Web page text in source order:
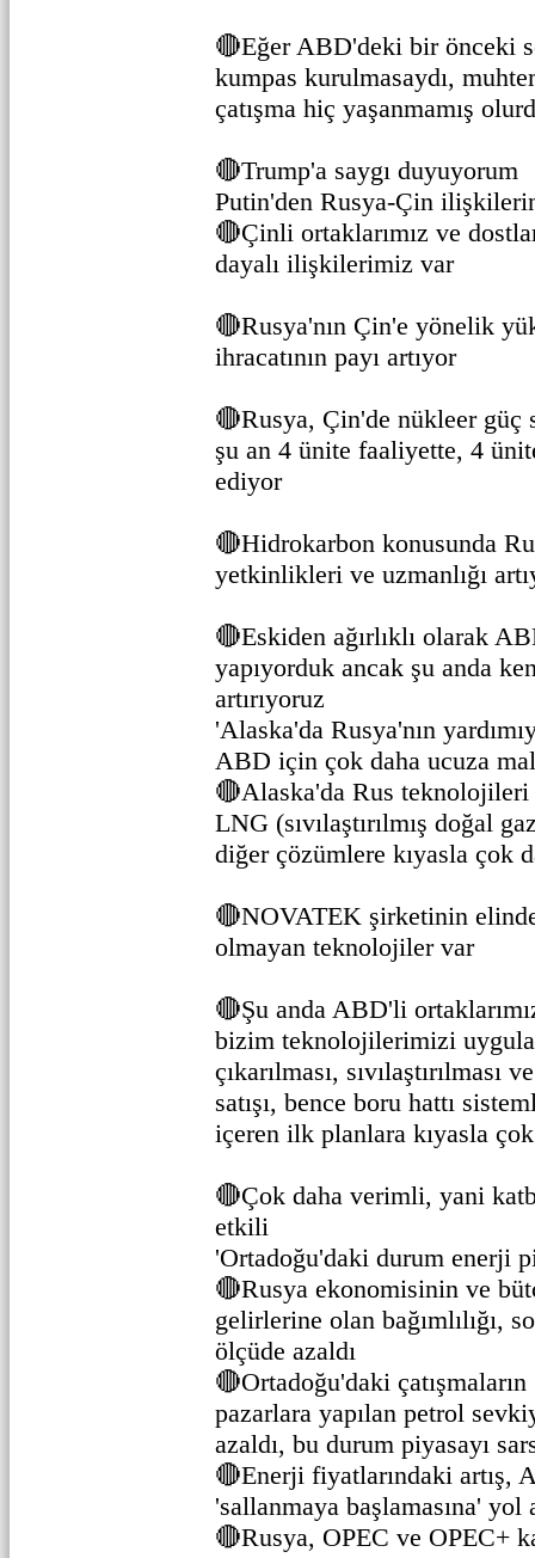
🔴Eğer ABD'deki bir önceki
kumpas kurulmasaydı,
çatışma hiç yaşanmamış
🔴Trump'a saygı duyuyorum
Putin'den Rusya-Çin
🔴Çinli ortaklarımız ve
dayalı ilişkilerimiz var
🔴Rusya'nın Çin'e yönelik
ihracatının payı artıyor
🔴Rusya, Çin'de nükleer güç
şu an 4 ünite faaliyette, 4
ediyor
🔴Hidrokarbon konusunda
yetkinlikleri ve uzmanlığı
🔴Eskiden ağırlıklı olarak
yapıyorduk ancak şu anda
artırıyoruz
'Alaska'da Rusya'nın
ABD için çok daha ucuza
🔴Alaska'da Rus teknolojileri
LNG (sıvılaştırılmış doğal
diğer çözümlere kıyasla çok
🔴NOVATEK şirketinin
olmayan teknolojiler var
🔴Şu anda ABD'li
bizim teknolojilerimizi
çıkarılması, sıvılaştırılması
satışı, bence boru hattı
içeren ilk planlara kıyasla
🔴Çok daha verimli, yani
etkili
'Ortadoğu'daki durum enerji
🔴Rusya ekonomisinin ve
gelirlerine olan bağımlılığı,
ölçüde azaldı
🔴Ortadoğu'daki
pazarlara yapılan petrol
azaldı, bu durum piyasayı
🔴Enerji fiyatlarındaki artış,
'sallanmaya başlamasına' yol
🔴Rusya, OPEC ve OPEC+